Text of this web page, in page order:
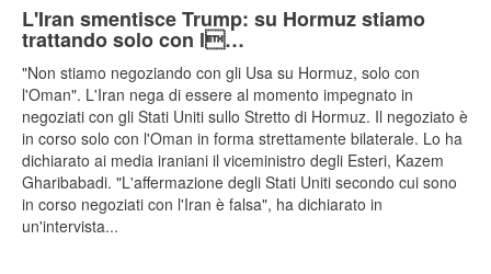
L'Iran smentisce Trump: su Hormuz stiamo
trattando solo con l…
"Non stiamo negoziando con gli Usa su Hormuz, solo con
l'Oman". L'Iran nega di essere al momento impegnato in
negoziati con gli Stati Uniti sullo Stretto di Hormuz. Il negoziato è
in corso solo con l'Oman in forma strettamente bilaterale. Lo ha
dichiarato ai media iraniani il viceministro degli Esteri, Kazem
Gharibabadi. "L'affermazione degli Stati Uniti secondo cui sono
in corso negoziati con l'Iran è falsa", ha dichiarato in
un'intervista...